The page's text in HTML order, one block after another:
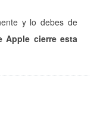
y lo debes de
Apple cierre esta